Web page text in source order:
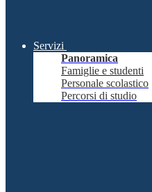
Servizi
Panoramica
Famiglie e studenti
Personale scolastico
Percorsi di studio